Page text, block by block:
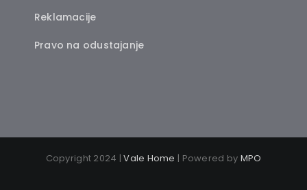
Reklamacije
Pravo na odustajanje
Copyright 2024 |Vale Home | Powered by MPO